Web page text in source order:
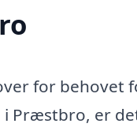
for behovet
Præstbro, er